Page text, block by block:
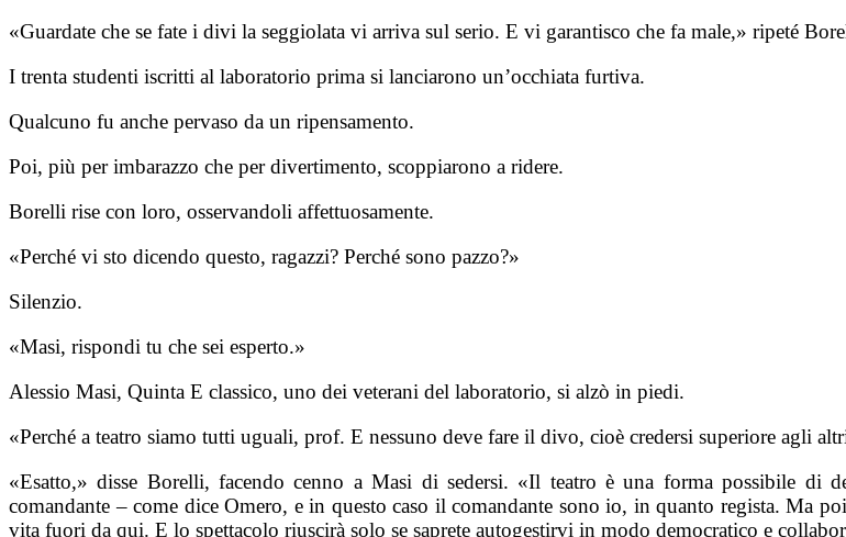
«Guardate che se fate i divi la seggiolata vi arriva sul serio. E vi garantisco che fa male,» ripeté
I trenta studenti iscritti al laboratorio prima si lanciarono un’occhiata furtiva.
Qualcuno fu anche pervaso da un ripensamento.
Poi, più per imbarazzo che per divertimento, scoppiarono a ridere.
Borelli rise con loro, osservandoli affettuosamente.
«Perché vi sto dicendo questo, ragazzi? Perché sono pazzo?»
Silenzio.
«Masi, rispondi tu che sei esperto.»
Alessio Masi, Quinta E classico, uno dei veterani del laboratorio, si alzò in piedi.
«Perché a teatro siamo tutti uguali, prof. E nessuno deve fare il divo, cioè credersi superiore agli
«Esatto,» disse Borelli, facendo cenno a Masi di sedersi. «Il teatro è una forma possibile di
comandante – come dice Omero, e in questo caso il comandante sono io, in quanto regista. Ma
vita fuori da qui. E lo spettacolo riuscirà solo se saprete autogestirvi in modo democratico e